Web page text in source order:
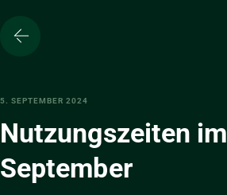
5. SEPTEMBER 2024
Nutzungszeiten im
September